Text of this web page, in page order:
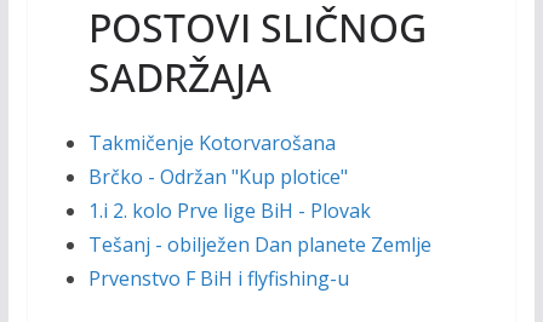
POSTOVI SLIČNOG
SADRŽAJA
Takmičenje Kotorvarošana
Brčko - Održan "Kup plotice"
1.i 2. kolo Prve lige BiH - Plovak
Tešanj - obilježen Dan planete Zemlje
Prvenstvo F BiH i flyfishing-u